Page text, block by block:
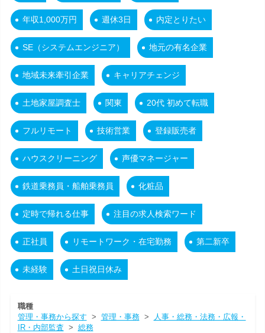
年収1,000万円 週休3日 内定とりたい
SE（システムエンジニア） 地元の有名企業
地域未来牽引企業 キャリアチェンジ
土地家屋調査士 関東 20代 初めて転職
フルリモート 技術営業 登録販売者
ハウスクリーニング 声優マネージャー
鉄道乗務員・船舶乗務員 化粧品
定時で帰れる仕事 注目の求人検索ワード
正社員 リモートワーク・在宅勤務 第二新卒
未経験 土日祝日休み
職種
管理・事務から探す > 管理・事務>
人事・総務・法務・広報・
IR・内部監査 > 総務